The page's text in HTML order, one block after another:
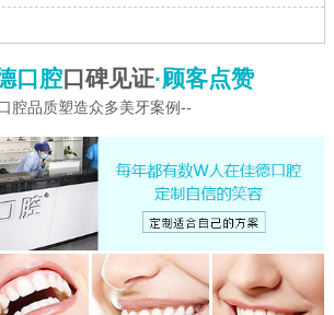
口腔口碑见证·顾客点赞
腔品质塑造众多美牙案例--